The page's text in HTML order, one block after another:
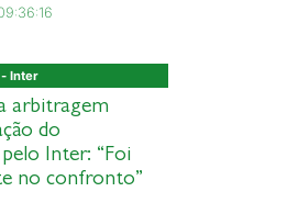
Inter
arbitragem
do
Inter: “Foi
no confronto”